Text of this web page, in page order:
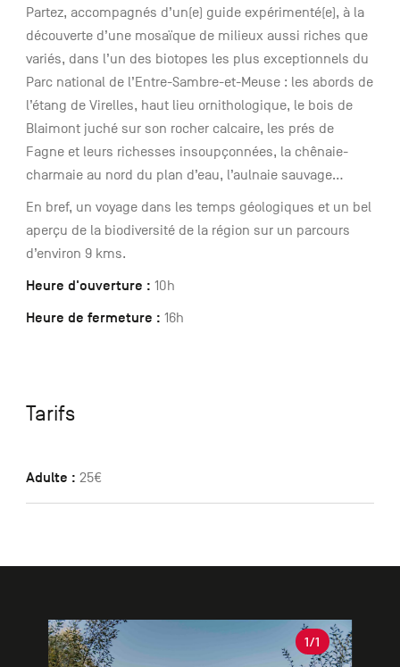
Partez, accompagnés d’un(e) guide expérimenté(e), à la
découverte d’une mosaïque de milieux aussi riches que
variés, dans l’un des biotopes les plus exceptionnels du
Parc national de l’Entre-Sambre-et-Meuse : les abords de
l’étang de Virelles, haut lieu ornithologique, le bois de
Blaimont juché sur son rocher calcaire, les prés de
Fagne et leurs richesses insoupçonnées, la chênaie-
charmaie au nord du plan d’eau, l’aulnaie sauvage…
En bref, un voyage dans les temps géologiques et un bel
aperçu de la biodiversité de la région sur un parcours
d’environ 9 kms.
Heure d'ouverture : 10h
Heure de fermeture : 16h
Tarifs
Adulte : 25€
Galerie
1/1